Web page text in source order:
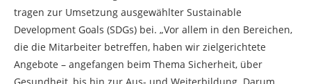
tragen zur Umsetzung ausgewählter Sustainable
Development Goals (SDGs) bei. „Vor allem in den Bereichen,
die die Mitarbeiter betreffen, haben wir zielgerichtete
Angebote – angefangen beim Thema Sicherheit, über